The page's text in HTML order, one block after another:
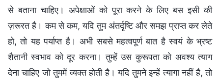
से बताना चाहिए। अपेक्षाओं को पूरा करने के लिए बस इसी की
ज़रूरत है। कम से कम, यदि तुम अंतर्दृष्टि और समझ प्राप्त कर लेते
हो, तो यह पर्याप्त है। अभी सबसे महत्वपूर्ण बात है स्वयं के भ्रष्ट
शैतानी स्वभाव को दूर करना। तुम्हें उस कुरूपता को अवश्य त्याग
देना चाहिए जो तुममें व्यक्त होती है। यदि तुमने इन्हें त्यागा नहीं है, तो